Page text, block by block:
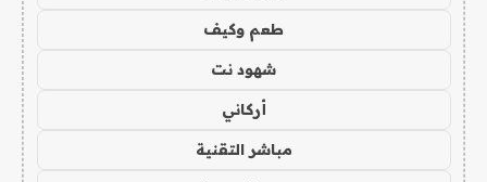
طعم وكيف
شهود نت
أركاني
مباشر التقنية